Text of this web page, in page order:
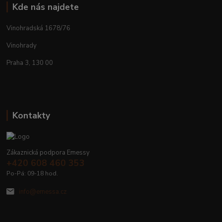
Kde nás najdete
Vinohradská 1678/76
Vinohrady
Praha 3, 130 00
Kontakty
Zákaznická podpora Emessy
+420 608 460 353
Po-Pá: 09-18 hod.
info@emessa.cz